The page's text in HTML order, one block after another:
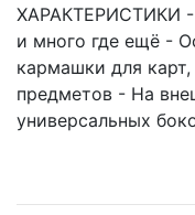
ХАРАКТЕРИСТИКИ -
и много где ещё -
кармашки для
предметов - На
универсальных